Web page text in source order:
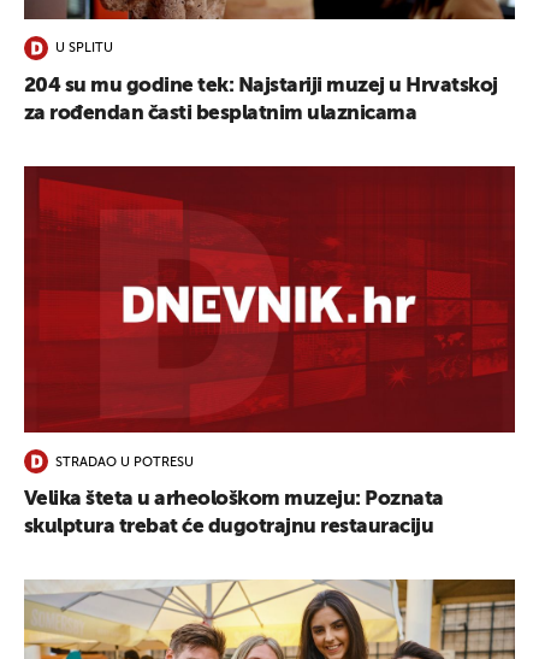
U SPLITU
204 su mu godine tek: Najstariji muzej u Hrvatskoj
za rođendan časti besplatnim ulaznicama
STRADAO U POTRESU
Velika šteta u arheološkom muzeju: Poznata
skulptura trebat će dugotrajnu restauraciju